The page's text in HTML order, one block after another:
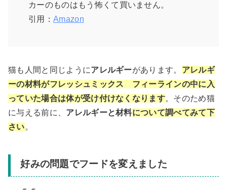
カーのものはもう怖くて買いません。
引用： Amazon
猫も人間と同じようにアレルギーがあります。 アレルギ
ーの材料がフレッシュミックス フィーラインの中に入
っていた場合は体が受け付けなくなります。そのため猫
に与える前に、 アレルギーと材料について調べてみて下
さい。
好みの問題でフードを変えました